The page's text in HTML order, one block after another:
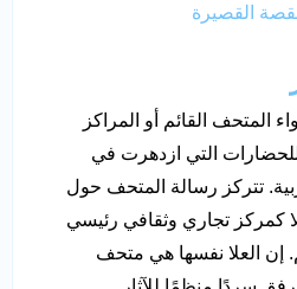
القصيرة
المتحف القائم أو المراكز
للحضارات التي ازدهرت في
تتركز رسالة المتحف حول
كمركز تجاري وثقافي رئيسي
إن العلا نفسها هي متحف